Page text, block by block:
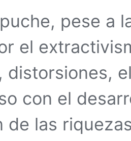
pese a
el
distorsiones,
con el
de las